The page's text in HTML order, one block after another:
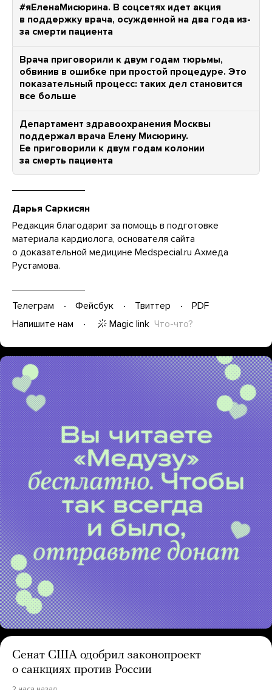
#яЕленаМисюрина. В соцсетях идет акция
в поддержку врача, осужденной на два года из-
за смерти пациента
Врача приговорили к двум годам тюрьмы,
обвинив в ошибке при простой процедуре. Это
показательный процесс: таких дел становится
все больше
Департамент здравоохранения Москвы
поддержал врача Елену Мисюрину.
Ее приговорили к двум годам колонии
за смерть пациента
Дарья Саркисян
Редакция благодарит за помощь в подготовке
материала кардиолога, основателя сайта
о доказательной медицине Medspecial.ru Ахмеда
Рустамова.
Телеграм Фейсбук Твиттер
PDF
Напишите нам
Magic link Что-что?
Сенат США одобрил законопроект
о санкциях против России